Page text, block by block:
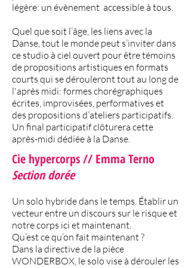
légère: un évènement accessible à tous.
Quel que soit l’âge, les liens avec la
Danse, tout le monde peut s’inviter dans
ce studio à ciel ouvert pour être témoins
de propositions artistiques en formats
courts qui se dérouleront tout au long de
l'après midi: formes chorégraphiques
écrites, improvisées, performatives et
des propositions d’ateliers participatifs.
Un final participatif clôturera cette
après-midi dédiée à la Danse.
Cie hypercorps // Emma Terno
Section dorée
Un solo hybride dans le temps. Établir un
vecteur entre un discours sur le risque et
notre corps ici et maintenant.
Qu’est ce qu’on fait maintenant ?
Dans la directive de la pièce
WONDERBOX, le solo vise à dérouler les